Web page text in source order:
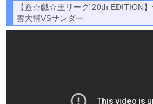
【遊☆戯☆王リーグ 20th EDITION
雲大輔VSサンダー